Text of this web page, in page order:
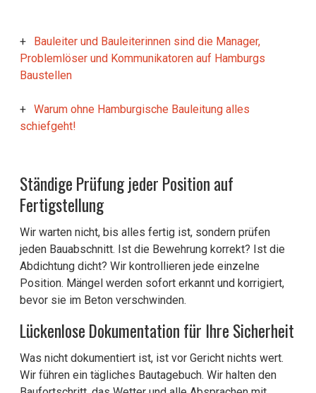
Bauleiter und Bauleiterinnen sind die Manager,
Problemlöser und Kommunikatoren auf Hamburgs
Baustellen
Warum ohne Hamburgische Bauleitung alles
schiefgeht!
Ständige Prüfung jeder Position auf
Fertigstellung
Wir warten nicht, bis alles fertig ist, sondern prüfen
jeden Bauabschnitt. Ist die Bewehrung korrekt? Ist die
Abdichtung dicht? Wir kontrollieren jede einzelne
Position. Mängel werden sofort erkannt und korrigiert,
bevor sie im Beton verschwinden.
Lückenlose Dokumentation für Ihre Sicherheit
Was nicht dokumentiert ist, ist vor Gericht nichts wert.
Wir führen ein tägliches Bautagebuch. Wir halten den